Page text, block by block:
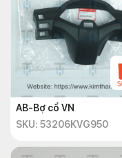
AB-Bợ cổ VN
SKU: 53206KVG950